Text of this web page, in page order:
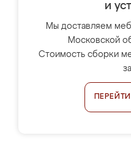
и
Мы доставляем
Московской
Стоимость сборки